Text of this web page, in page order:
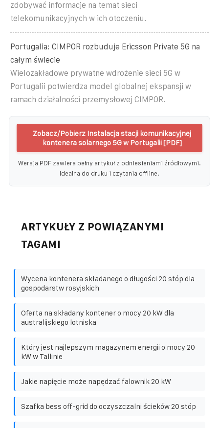
zdobywać informacje na temat sieci
telekomunikacyjnych w ich otoczeniu.
Portugalia: CIMPOR rozbuduje Ericsson Private 5G na
całym świecie
Wielozakładowe prywatne wdrożenie sieci 5G w
Portugalii potwierdza model globalnej ekspansji w
ramach działalności przemysłowej CIMPOR.
Zobacz/Pobierz Instalacja stacji komunikacyjnej
kontenera solarnego 5G w Portugalii [PDF]
Wersja PDF zawiera pełny artykuł z odniesieniami źródłowymi.
Idealna do druku i czytania offline.
ARTYKUŁY Z POWIĄZANYMI
TAGAMI
Wycena kontenera składanego o długości 20 stóp dla
gospodarstw rosyjskich
Oferta na składany kontener o mocy 20 kW dla
australijskiego lotniska
Który jest najlepszym magazynem energii o mocy 20
kW w Tallinie
Jakie napięcie może napędzać falownik 20 kW
Szafka bess off-grid do oczyszczalni ścieków 20 stóp